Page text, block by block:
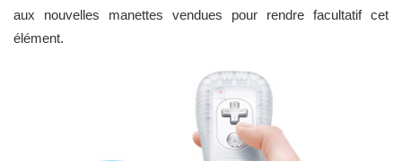
aux nouvelles manettes vendues pour rendre facultatif cet
élément.